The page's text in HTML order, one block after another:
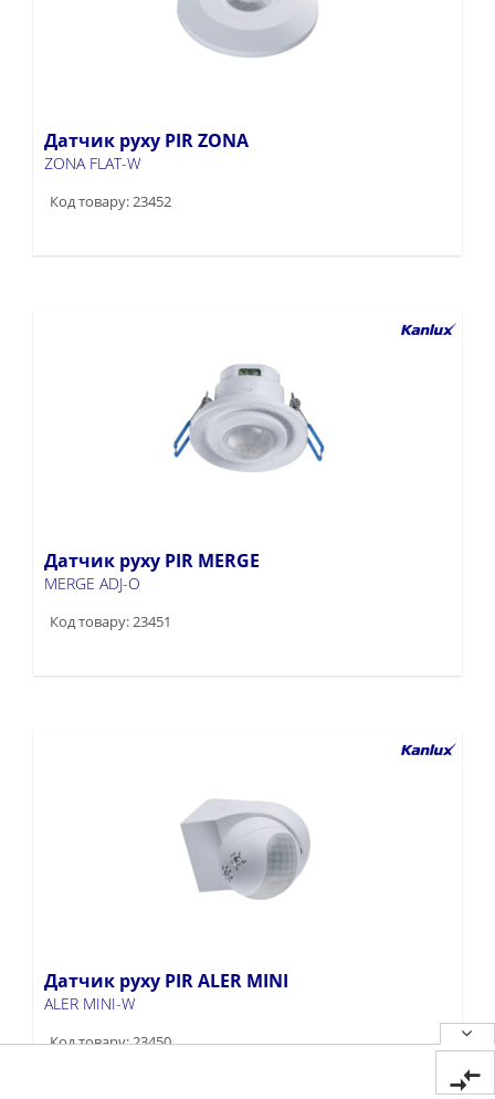
Датчик руху PIR ZONA
ZONA FLAT-W
Код товару: 23452
Датчик руху PIR MERGE
MERGE ADJ-O
Код товару: 23451
Датчик руху PIR ALER MINI
ALER MINI-W
Код товару: 23450